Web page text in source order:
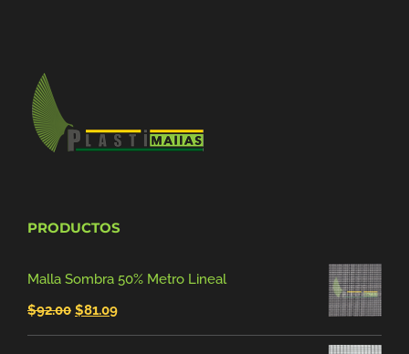
PRODUCTOS
Malla Sombra 50% Metro Lineal
$92.00 El
precio
$81.09El
precio